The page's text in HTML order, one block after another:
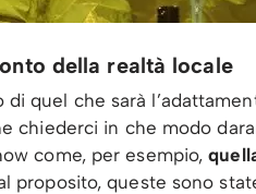
della realtà locale
quel che sarà
chiederci in che modo
come, per esempio,
proposito, queste sono